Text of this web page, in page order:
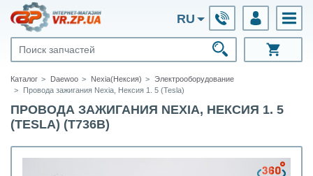
RU
Каталог Daewoo Nexia(Нексия)
Электрооборудование
Провода зажигания Nexia, Нексия 1. 5 (Tesla)
ПРОВОДА ЗАЖИГАНИЯ NEXIA, НЕКСИЯ 1. 5
(TESLA) (T736В)